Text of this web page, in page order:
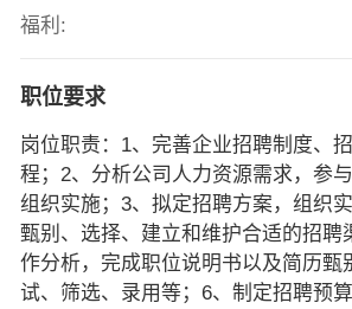
福利:
职位要求
岗位职责：1、完善企业招聘制度、
程；2、分析公司人力资源需求，参
组织实施；3、拟定招聘方案，组织
甄别、选择、建立和维护合适的招聘
作分析，完成职位说明书以及简历甄
试、筛选、录用等；6、制定招聘预